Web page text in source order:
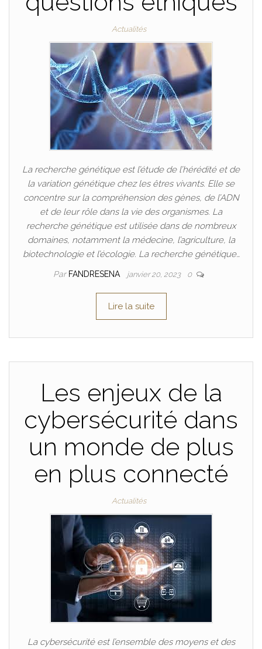
Actualités
La recherche génétique est l’étude de l’hérédité et de
la variation génétique chez les êtres vivants. Elle se
concentre sur la compréhension des gènes, de l’ADN
et de leur rôle dans la vie des organismes. La
recherche génétique est utilisée dans de nombreux
domaines, notamment la médecine, l’agriculture, la
biotechnologie et l’écologie. La recherche génétique…
Par FANDRESENA janvier 20, 2023 0
Lire la suite
Les enjeux de la
cybersécurité dans
un monde de plus
en plus connecté
Actualités
La cybersécurité est l’ensemble des moyens et des